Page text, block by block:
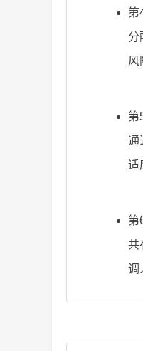
第
分
风
第
通
适
第
共
调